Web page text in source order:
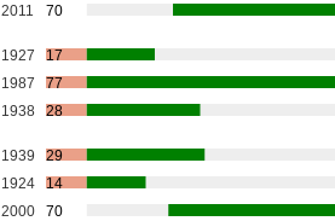
2011 70
1927
17
1987
77
1938 28
1939
29
1924
14
2000
70